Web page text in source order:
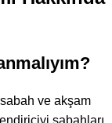
ve akşam